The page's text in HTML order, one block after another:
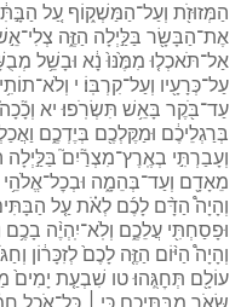
הַמְּזוּזֹ֖ת וְעַל־הַמַּשְׁק֑וֹף עַ֚ל
אֶת־הַבָּשָׂ֖ר בַּלַּ֣יְלָה הַזֶּ֑ה
אַל־תֹּאכְל֤וּ מִמֶּ֙נּוּ֙ נָ֔א וּבָשֵׁ֥ל
עַל־כְּרָעָ֖יו וְעַל־קִרְבּֽוֹ׃ י
עַד־בֹּ֖קֶר בָּאֵ֥שׁ תִּשְׂרֹֽפוּ׃ יא
בְּרַגְלֵיכֶ֔ם וּמַקֶּלְכֶ֖ם בְּיֶדְכֶ֑ם
וְעָבַרְתִּ֣י בְאֶֽרֶץ־מִצְרַ֘יִם֮ בַּלַּ֣יְלָה
מֵאָדָ֖ם וְעַד־בְּהֵמָ֑ה וּבְכׇל־אֱלֹהֵ֥י
וְהָיָה֩ הַדָּ֨ם לָכֶ֜ם לְאֹ֗ת עַ֤ל
וּפָסַחְתִּ֖י עֲלֵכֶ֑ם וְלֹֽא־יִֽהְיֶ֨ה
וְהָיָה֩ הַיּ֨וֹם הַזֶּ֤ה לָכֶם֙ לְזִכָּר֔וֹן
עוֹלָ֖ם תְּחׇגֻּֽהוּ׃ טו שִׁבְעַ֤ת יָמִים֙
שְּׂאֹ֖ר מִבָּתֵּיכֶ֑ם כִּ֣י ׀ כׇּל־אֹכֵ֣ל